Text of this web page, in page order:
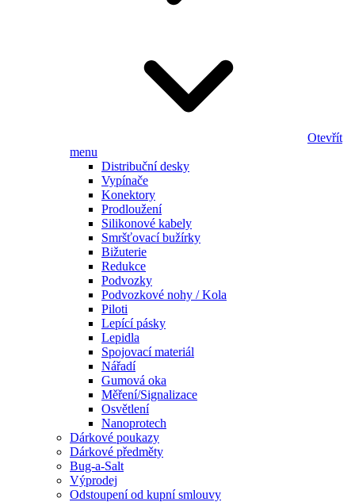
Otevřít
menu
Distribuční desky
Vypínače
Konektory
Prodloužení
Silikonové kabely
Smršťovací bužírky
Bižuterie
Redukce
Podvozky
Podvozkové nohy / Kola
Piloti
Lepící pásky
Lepidla
Spojovací materiál
Nářadí
Gumová oka
Měření/Signalizace
Osvětlení
Nanoprotech
Dárkové poukazy
Dárkové předměty
Bug-a-Salt
Výprodej
Odstoupení od kupní smlouvy